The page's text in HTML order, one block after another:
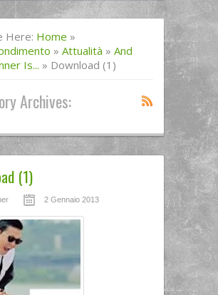
Here: Home »
» Attualità » And
Is... » Download (1)
Archives:
(1)
2 Gennaio 2013